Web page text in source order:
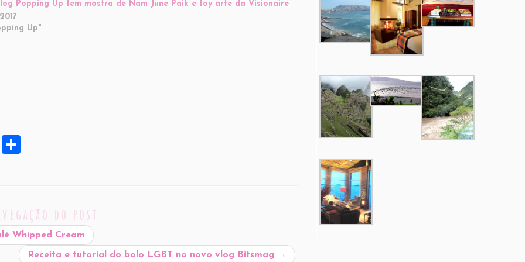
Popping Up tem mostra de Nam June Paik e toy arte da Visionaire
Up"
X
do post
Whipped Cream
Receita e tutorial do bolo LGBT no novo vlog Bitsmag →